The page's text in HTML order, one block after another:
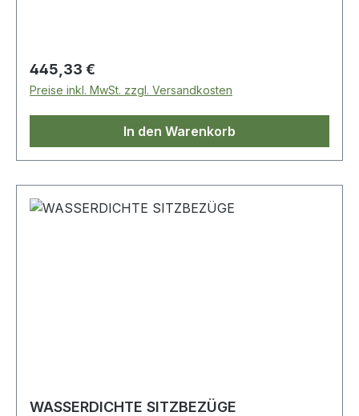
Regulärer Preis:
445,33 €
Preise inkl. MwSt. zzgl. Versandkosten
In den Warenkorb
WASSERDICHTE SITZBEZÜGE